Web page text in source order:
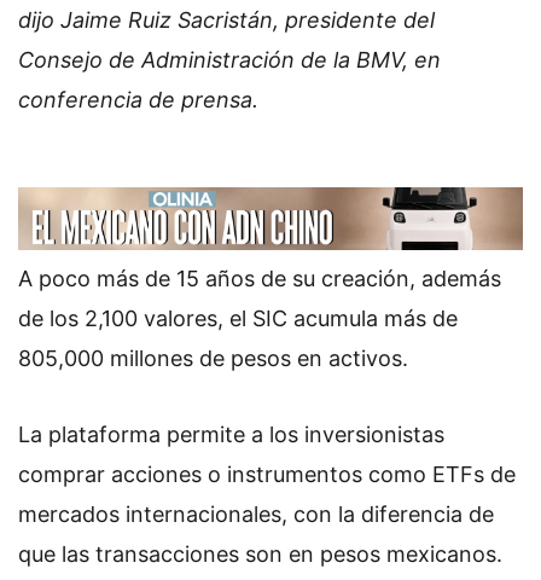
dijo Jaime Ruiz Sacristán, presidente del
Consejo de Administración de la BMV, en
conferencia de prensa.
A poco más de 15 años de su creación, además
de los 2,100 valores, el SIC acumula más de
805,000 millones de pesos en activos.
La plataforma permite a los inversionistas
comprar acciones o instrumentos como ETFs de
mercados internacionales, con la diferencia de
que las transacciones son en pesos mexicanos.